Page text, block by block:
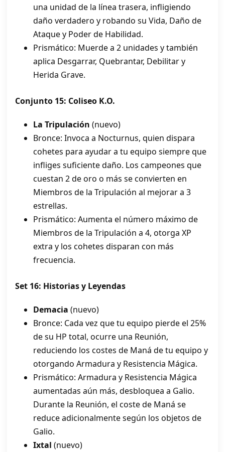
una unidad de la línea trasera, infligiendo
daño verdadero y robando su Vida, Daño de
Ataque y Poder de Habilidad.
Prismático: Muerde a 2 unidades y también
aplica Desgarrar, Quebrantar, Debilitar y
Herida Grave.
Conjunto 15: Coliseo K.O.
La Tripulación (nuevo)
Bronce: Invoca a Nocturnus, quien dispara
cohetes para ayudar a tu equipo siempre que
infliges suficiente daño. Los campeones que
cuestan 2 de oro o más se convierten en
Miembros de la Tripulación al mejorar a 3
estrellas.
Prismático: Aumenta el número máximo de
Miembros de la Tripulación a 4, otorga XP
extra y los cohetes disparan con más
frecuencia.
Set 16: Historias y Leyendas
Demacia (nuevo)
Bronce: Cada vez que tu equipo pierde el 25%
de su HP total, ocurre una Reunión,
reduciendo los costes de Maná de tu equipo y
otorgando Armadura y Resistencia Mágica.
Prismático: Armadura y Resistencia Mágica
aumentadas aún más, desbloquea a Galio.
Durante la Reunión, el coste de Maná se
reduce adicionalmente según los objetos de
Galio.
Ixtal (nuevo)